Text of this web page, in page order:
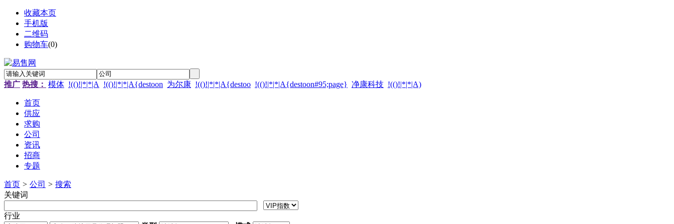
收藏本页
手机版
二维码
购物车(0)
推广 热搜： 模体 !(()!|*|*|A !(()!|*|*|A{destoon 为尔康 !(()!|*|*|A{destoo !(()!|*|*|A{destoon#95;page} 净康科技 !(()!|*|*|A)
首页
供应
求购
公司
资讯
招商
专题
首页 > 公司 > 搜索
关键词
行业